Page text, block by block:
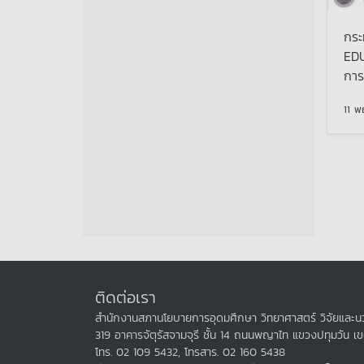
กร
กา
11
ติดต่อเรา
สำนักงานสภานโยบายการอุดมศึกษา วิทยาศาสตร์ วิจัยและ
319 อาคารจัตุรัสจามจุรี ชั้น 14 ถนนพญาไท แขวงปทุมวัน เ
โทร. 02 109 5432, โทรสาร. 02 160 5438